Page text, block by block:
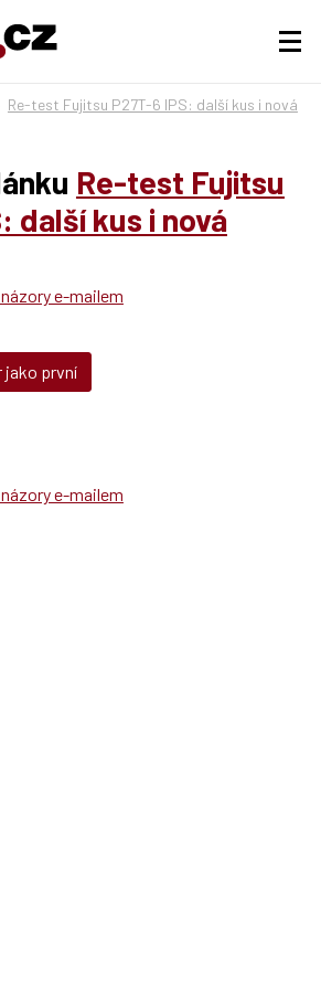
Re-test Fujitsu P27T-6 IPS: další kus i nová
Re-test Fujitsu
další kus i nová
e-mailem
jako první
e-mailem